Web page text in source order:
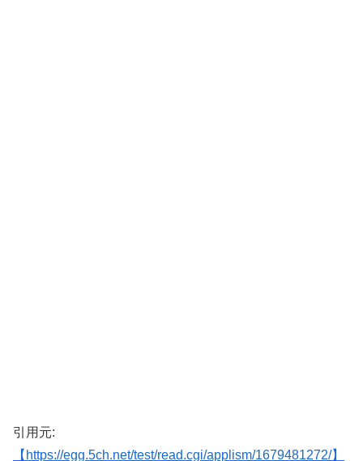
引用元:
【https://egg.5ch.net/test/read.cgi/applism/1679481272/】